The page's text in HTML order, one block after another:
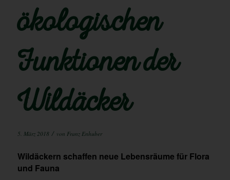
ökologischen
Funktionen der
Wildäcker
5. März 2018 / von Franz Enhuber
Wildäckern schaffen neue Lebensräume für Flora
und Fauna